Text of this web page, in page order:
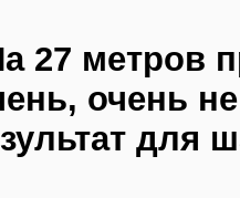
27 метров
очень
для